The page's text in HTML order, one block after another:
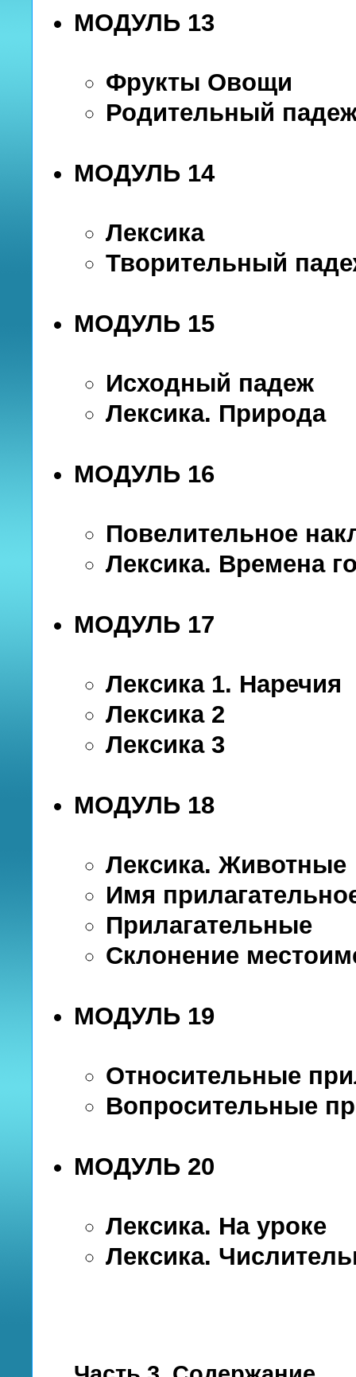
МОДУЛЬ 13
Фрукты Овощи
Родительный
МОДУЛЬ 14
Лексика
Творительный
МОДУЛЬ 15
Исходный падеж
Лексика. Природа
МОДУЛЬ 16
Повелительное
Лексика. Времена
МОДУЛЬ 17
Лексика 1. Наречия
Лексика 2
Лексика 3
МОДУЛЬ 18
Лексика. Животные
Имя
Прилагательные
Склонение
МОДУЛЬ 19
Относительные
Вопросительные
МОДУЛЬ 20
Лексика. На уроке
Лексика.